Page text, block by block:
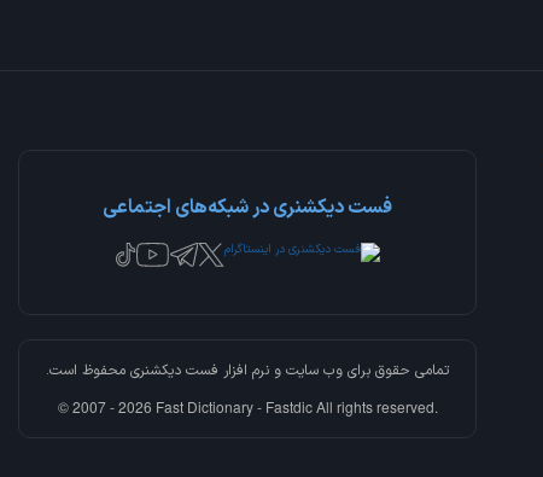
فست دیکشنری در شبکه‌های اجتماعی
تمامی حقوق برای وب سایت و نرم افزار فست دیکشنریمحفوظ است.
© 2007 - 2026 Fast Dictionary - Fastdic All rights reserved.